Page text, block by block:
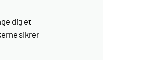
dig et
sikrer